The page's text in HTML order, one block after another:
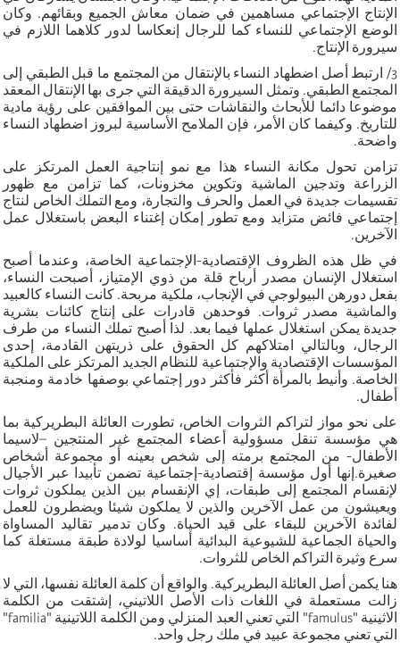
الإنتاج الإجتماعي مساهمين في ضمان معاش الجميع وبقائهم. وكان
الوضع الإجتماعي للنساء كما للرجال إنعكاسا لدور كلاهما اللازم في
سيرورة الإنتاج.
3/ ارتبط أصل اضطهاد النساء بالإنتقال من المجتمع ما قبل الطبقي إلى
المجتمع الطبقي. وتمثل السيرورة الدقيقة التي جرى بها الإنتقال المعقد
موضوعا دائما للأبحاث والنقاشات حتى بين الموافقين على رؤية مادية
للتاريخ. وكيفما كان الأمر، فإن الملامح الأساسية لبروز اضطهاد النساء
واضحة.
تزامن تحول مكانة النساء هذا مع نمو إنتاجية العمل المرتكز على
الزراعة وتدجين الماشية وتكوين مخزونات، كما تزامن مع ظهور
تقسيمات جديدة في العمل والحرف والتجارة، ومع التملك الخاص لنتاج
إجتماعي فائض متزايد ومع تطور إمكان إغتناء البعض باستغلال عمل
الآخرين.
في ظل هذه الظروف الإقتصادية-الإجتماعية الخاصة، وعندما أصبح
استغلال الإنسان مصدر أرباح قلة من ذوي الإمتياز، أصبحت النساء،
بفعل دورهن البيولوجي في الإنجاب، ملكية مربحة. كانت النساء كالعبيد
والماشية مصدر ثروات. فوحدهن قادرات على إنتاج كائنات بشرية
جديدة يمكن استغلال عملها فيما بعد. لذا أصبح تملك النساء من طرف
الرجال، وبالتالي امتلاكهم كل الحقوق على ذريتهن القادمة، إحدى
المؤسسات الإقتصادية والإجتماعية للنظام الجديد المرتكز على الملكية
الخاصة. وأنيط بالمرأة أكثر فأكثر دور إجتماعي بوصفها خادمة ومنجبة
أطفال.
على نحو مواز لتراكم الثروات الخاص، تطورت العائلة البطريركية بما
هي مؤسسة تنقل مسؤولية أعضاء المجتمع غير المنتجين –لاسيما
الأطفال- من المجتمع برمته إلى شخص بعينه أو مجموعة أشخاص
صغيرة.إنها أول مؤسسة إقتصادية-إجتماعية تضمن تأبيدا عبر الأجيال
لإنقسام المجتمع إلى طبقات، إي الإنقسام بين الذين يملكون ثروات
ويعيشون من عمل الآخرين والذين لا يملكون شيئا ويضطرون للعمل
لفائدة الآخرين للبقاء على قيد الحياة. وكان تدمير تقاليد المساواة
والحياة الجماعية للشيوعية البدائية أساسيا لولادة طبقة مستغلة كما
سرع وثيرة التراكم الخاص للثروات.
هنا يكمن أصل العائلة البطريركية. والواقع أن كلمة العائلة نفسها، التي لا
زالت مستعملة في اللغات ذات الأصل اللاتيني، إشتقت من الكلمة
الاثينية "famulus" التي تعني العبد المنزلي ومن الكلمة اللاتينية "familia"
التي تعني مجموعة عبيد في ملك رجل واحد.